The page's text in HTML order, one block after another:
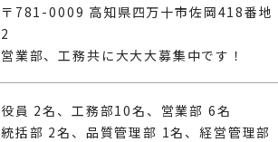
〒781-0009 高知県四万十市佐岡418番地
2
営業部、工務共に大大大募集中です！
役員 2名、工務部10名、営業部 6名
統括部 2名、品質管理部 1名、経営管理部